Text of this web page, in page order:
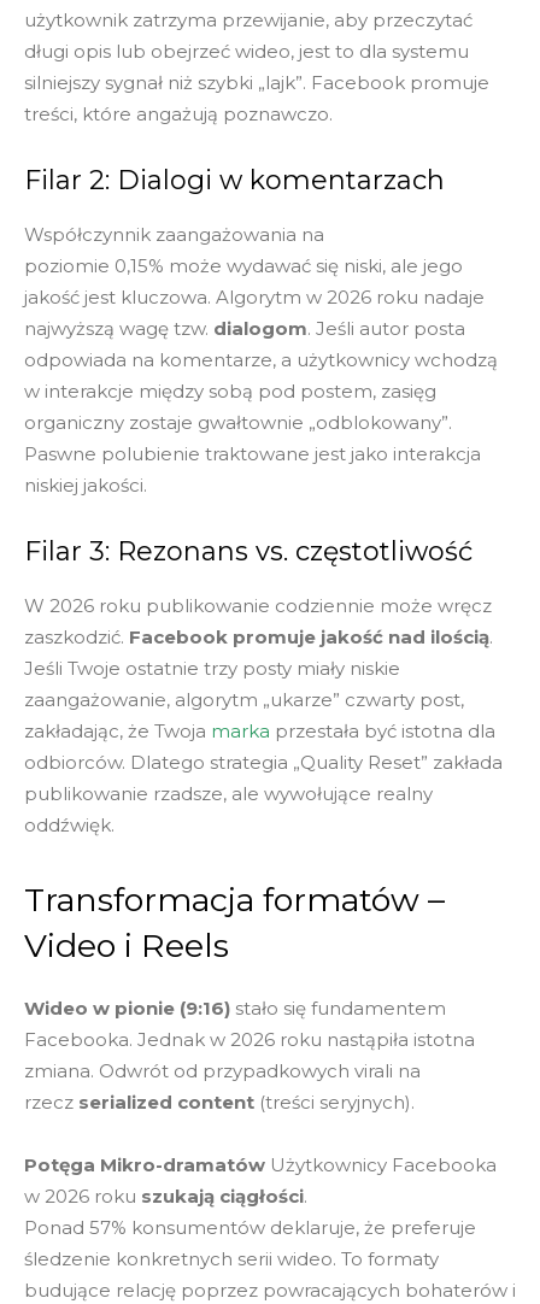
użytkownik zatrzyma przewijanie, aby przeczytać
długi opis lub obejrzeć wideo, jest to dla systemu
silniejszy sygnał niż szybki „lajk”. Facebook promuje
treści, które angażują poznawczo.
Filar 2: Dialogi w komentarzach
Współczynnik zaangażowania na
poziomie 0,15% może wydawać się niski, ale jego
jakość jest kluczowa. Algorytm w 2026 roku nadaje
najwyższą wagę tzw. dialogom. Jeśli autor posta
odpowiada na komentarze, a użytkownicy wchodzą
w interakcje między sobą pod postem, zasięg
organiczny zostaje gwałtownie „odblokowany”.
Paswne polubienie traktowane jest jako interakcja
niskiej jakości.
Filar 3: Rezonans vs. częstotliwość
W 2026 roku publikowanie codziennie może wręcz
zaszkodzić. Facebook promuje jakość nad ilością.
Jeśli Twoje ostatnie trzy posty miały niskie
zaangażowanie, algorytm „ukarze” czwarty post,
zakładając, że Twoja marka przestała być istotna dla
odbiorców. Dlatego strategia „Quality Reset” zakłada
publikowanie rzadsze, ale wywołujące realny
oddźwięk.
Transformacja formatów –
Video i Reels
Wideo w pionie (9:16) stało się fundamentem
Facebooka. Jednak w 2026 roku nastąpiła istotna
zmiana. Odwrót od przypadkowych virali na
rzecz serialized content (treści seryjnych).
Potęga Mikro-dramatów Użytkownicy Facebooka
w 2026 roku szukają ciągłości.
Ponad 57% konsumentów deklaruje, że preferuje
śledzenie konkretnych serii wideo. To formaty
budujące relację poprzez powracających bohaterów i